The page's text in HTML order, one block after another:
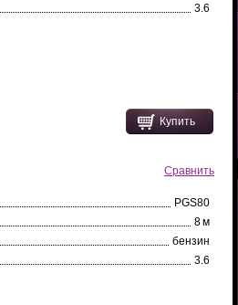
3.6
Купить
Сравнить
PGS80
8 м
бензин
3.6